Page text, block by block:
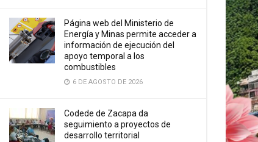
Página web del Ministerio de
Energía y Minas permite acceder a
información de ejecución del
apoyo temporal a los
combustibles
6 DE AGOSTO DE 2026
Codede de Zacapa da
seguimiento a proyectos de
desarrollo territorial